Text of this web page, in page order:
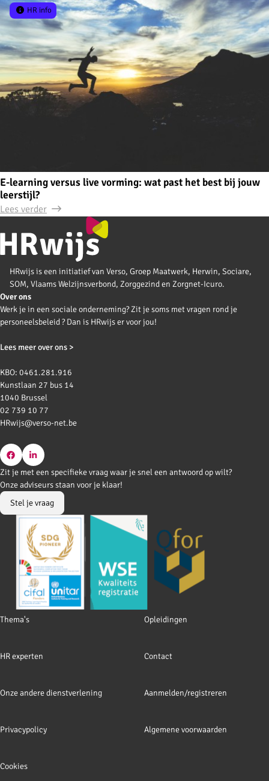
E-learning versus live vorming: wat past het best bij jouw
leerstijl?
HR info
Lees verder
HRwijs is een initiatief van Verso, Groep Maatwerk, Herwin, Sociare,
SOM, Vlaams Welzijnsverbond, Zorggezind en Zorgnet-Icuro.
Over ons
Werk je in een sociale onderneming? Zit je soms met vragen rond je
personeelsbeleid ? Dan is HRwijs er voor jou!
Lees meer over ons >
KBO: 0461.281.916
Kunstlaan 27 bus 14
1040 Brussel
02 739 10 77
HRwijs@verso-net.be
Go
to
Facebook
Go
to
LinkedIn
Footer
Thema's Opleidingen
HR experten Contact
Onze andere dienstverlening Aanmelden/registreren
Privacypolicy Algemene voorwaarden
Cookies
Zit je met een specifieke vraag waar je snel een antwoord op wilt?
Onze adviseurs staan voor je klaar!
Stel je vraag